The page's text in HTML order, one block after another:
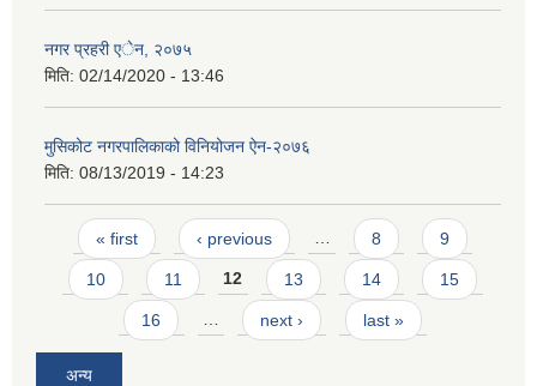
नगर प्रहरी एेन, २०७५
मिति: 02/14/2020 - 13:46
मुसिकोट नगरपालिकाको विनियोजन ऐन-२०७६
मिति: 08/13/2019 - 14:23
Pages
« first ‹ previous … 8 9
10 11 12 13 14 15
16 … next › last »
अन्य